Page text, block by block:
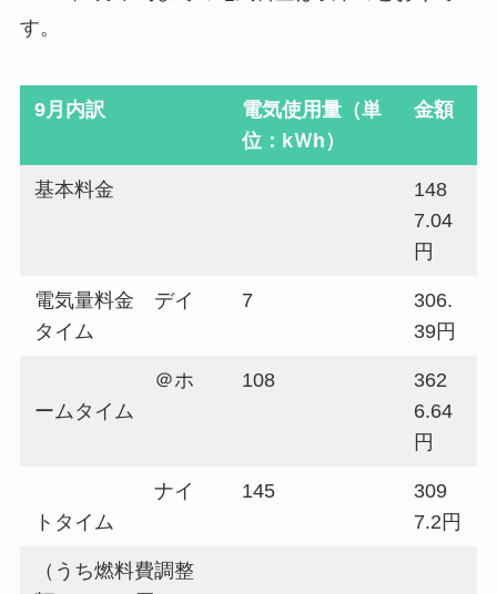
す。
9月内訳
電気使用量（単
位：kＷh）
金額
基本料金
148
7.04
円
電気量料金 デイ
タイム
7
306.
39円
＠ホ
ームタイム
108
362
6.64
円
ナイ
トタイム
145
309
7.2円
（うち燃料費調整